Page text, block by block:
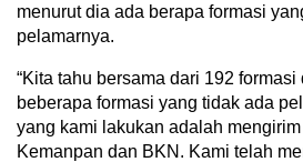
menurut dia ada berapa formasi
pelamarnya.
“Kita tahu bersama dari 192
beberapa formasi yang tidak ada
yang kami lakukan adalah
Kemanpan dan BKN. Kami telah